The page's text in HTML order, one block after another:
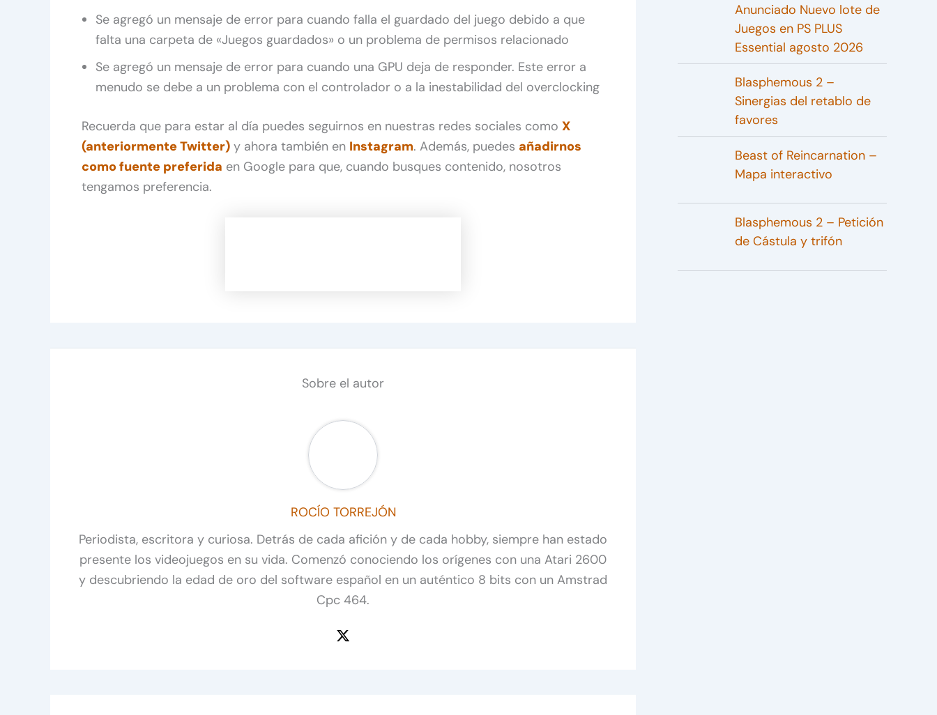
Se agregó un mensaje de error para cuando falla el guardado del juego debido a que
falta una carpeta de «Juegos guardados» o un problema de permisos relacionado
Se agregó un mensaje de error para cuando una GPU deja de responder. Este error a
menudo se debe a un problema con el controlador o a la inestabilidad del overclocking
Recuerda que para estar al día puedes seguirnos en nuestras redes sociales como X
(anteriormente Twitter) y ahora también en Instagram. Además, puedes añadirnos
como fuente preferida en Google para que, cuando busques contenido, nosotros
tengamos preferencia.
Sobre el autor
ROCÍO TORREJÓN
Periodista, escritora y curiosa. Detrás de cada afición y de cada hobby, siempre han estado
presente los videojuegos en su vida. Comenzó conociendo los orígenes con una Atari 2600
y descubriendo la edad de oro del software español en un auténtico 8 bits con un Amstrad
Cpc 464.
Anunciado Nuevo lote de
Juegos en PS PLUS
Essential agosto 2026
Blasphemous 2 –
Sinergias del retablo de
favores
Beast of Reincarnation –
Mapa interactivo
Blasphemous 2 – Petición
de Cástula y trifón